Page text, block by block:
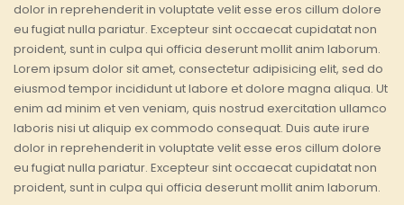
dolor in reprehenderit in voluptate velit esse eros cillum dolore
eu fugiat nulla pariatur. Excepteur sint occaecat cupidatat non
proident, sunt in culpa qui officia deserunt mollit anim laborum.
Lorem ipsum dolor sit amet, consectetur adipisicing elit, sed do
eiusmod tempor incididunt ut labore et dolore magna aliqua. Ut
enim ad minim et ven veniam, quis nostrud exercitation ullamco
laboris nisi ut aliquip ex commodo consequat. Duis aute irure
dolor in reprehenderit in voluptate velit esse eros cillum dolore
eu fugiat nulla pariatur. Excepteur sint occaecat cupidatat non
proident, sunt in culpa qui officia deserunt mollit anim laborum.